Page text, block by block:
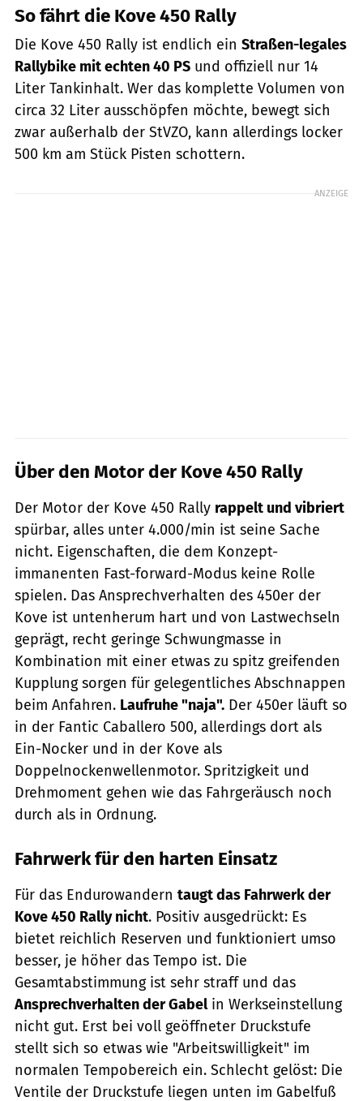
So fährt die Kove 450 Rally
Die Kove 450 Rally ist endlich ein Straßen-legales
Rallybike mit echten 40 PS und offiziell nur 14
Liter Tankinhalt. Wer das komplette Volumen von
circa 32 Liter ausschöpfen möchte, bewegt sich
zwar außerhalb der StVZO, kann allerdings locker
500 km am Stück Pisten schottern.
ANZEIGE
Über den Motor der Kove 450 Rally
Der Motor der Kove 450 Rally rappelt und vibriert
spürbar, alles unter 4.000/min ist seine Sache
nicht. Eigenschaften, die dem Konzept-
immanenten Fast-forward-Modus keine Rolle
spielen. Das Ansprechverhalten des 450er der
Kove ist untenherum hart und von Lastwechseln
geprägt, recht geringe Schwungmasse in
Kombination mit einer etwas zu spitz greifenden
Kupplung sorgen für gelegentliches Abschnappen
beim Anfahren. Laufruhe "naja". Der 450er läuft so
in der Fantic Caballero 500, allerdings dort als
Ein-Nocker und in der Kove als
Doppelnockenwellenmotor. Spritzigkeit und
Drehmoment gehen wie das Fahrgeräusch noch
durch als in Ordnung.
Fahrwerk für den harten Einsatz
Für das Endurowandern taugt das Fahrwerk der
Kove 450 Rally nicht. Positiv ausgedrückt: Es
bietet reichlich Reserven und funktioniert umso
besser, je höher das Tempo ist. Die
Gesamtabstimmung ist sehr straff und das
Ansprechverhalten der Gabelin Werkseinstellung
nicht gut. Erst bei voll geöffneter Druckstufe
stellt sich so etwas wie "Arbeitswilligkeit" im
normalen Tempobereich ein. Schlecht gelöst: Die
Ventile der Druckstufe liegen unten im Gabelfuß